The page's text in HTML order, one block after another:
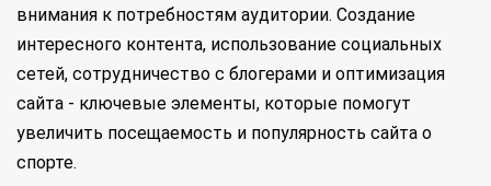
внимания к потребностям аудитории. Создание
интересного контента, использование социальных
сетей, сотрудничество с блогерами и оптимизация
сайта - ключевые элементы, которые помогут
увеличить посещаемость и популярность сайта о
спорте.